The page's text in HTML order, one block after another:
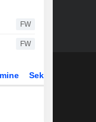
FW
FW
Sektor